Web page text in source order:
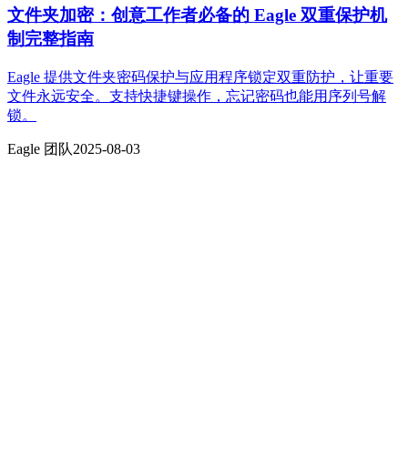
文件夹加密：创意工作者必备的 Eagle 双重保护机
制完整指南
Eagle 提供文件夹密码保护与应用程序锁定双重防护，让重要
文件永远安全。支持快捷键操作，忘记密码也能用序列号解
锁。
Eagle 团队2025-08-03